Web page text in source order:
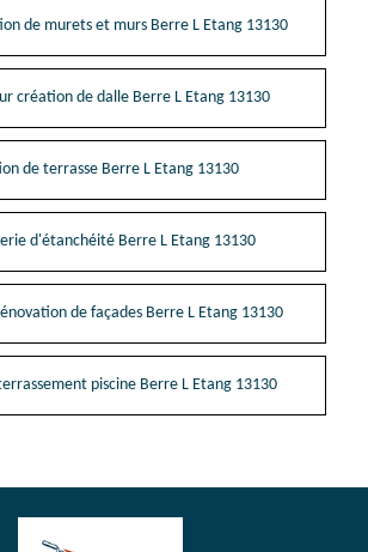
de murets et murs Berre L Etang 13130
création de dalle Berre L Etang 13130
de terrasse Berre L Etang 13130
d'étanchéité Berre L Etang 13130
de façades Berre L Etang 13130
piscine Berre L Etang 13130